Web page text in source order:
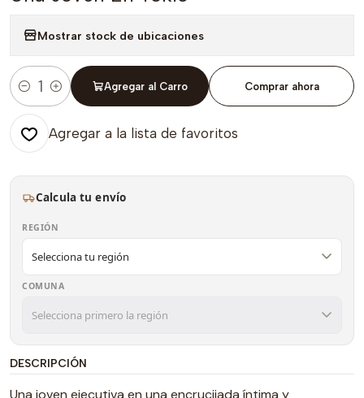
Mostrar stock de ubicaciones
Cantidad
Agregar al Carro Comprar ahora
Agregar a la lista de favoritos
Calcula tu envío
REGIÓN
COMUNA
DESCRIPCIÓN
Una joven ejecutiva en una encrucijada íntima y